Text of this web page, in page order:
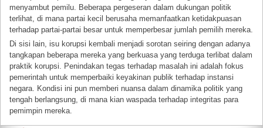
menyambut pemilu. Beberapa pergeseran dalam dukungan politik
terlihat, di mana partai kecil berusaha memanfaatkan ketidakpuasan
terhadap partai-partai besar untuk memperbesar jumlah pemilih mereka.
Di sisi lain, isu korupsi kembali menjadi sorotan seiring dengan adanya
tangkapan beberapa mereka yang berkuasa yang terduga terlibat dalam
praktik korupsi. Penindakan tegas terhadap masalah ini adalah fokus
pemerintah untuk memperbaiki keyakinan publik terhadap instansi
negara. Kondisi ini pun memberi nuansa dalam dinamika politik yang
tengah berlangsung, di mana kian waspada terhadap integritas para
pemimpin mereka.